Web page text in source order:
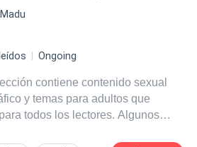
Ongoing
contiene contenido sexual
y temas para adultos que
todos los lectores. Algunos